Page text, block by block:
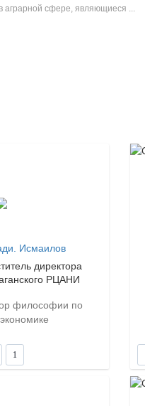
аграрной сфере, являющиеся ...
Исмаилов
директора
РЦАНИ
философии по
экономике
1